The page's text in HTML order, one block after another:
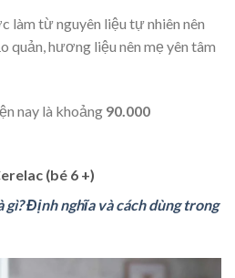
làm từ nguyên liệu tự nhiên nên
quản, hương liệu nên mẹ yên tâm
nay là khoảng 90.000
(bé 6 +)
gì? Định nghĩa và cách dùng trong